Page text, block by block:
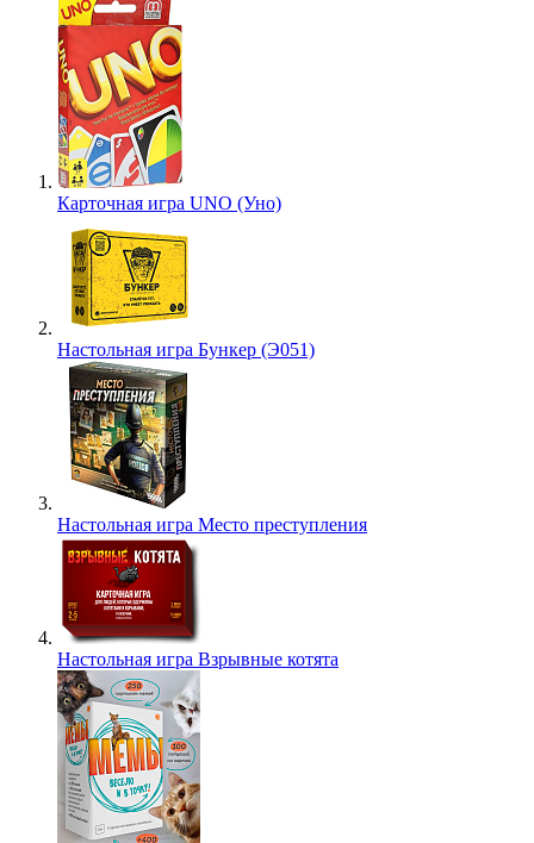
Карточная игра UNO (Уно)
Настольная игра Бункер (Э051)
Настольная игра Место преступления
Настольная игра Взрывные котята